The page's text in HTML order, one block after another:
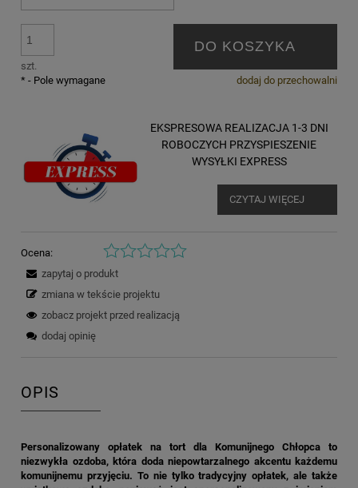
szt.
DO KOSZYKA
dodaj do przechowalni
* - Pole wymagane
EKSPRESOWA REALIZACJA 1-3 DNI
ROBOCZYCH PRZYSPIESZENIE
WYSYŁKI EXPRESS
CZYTAJ WIĘCEJ
Ocena:
zapytaj o produkt
zmiana w tekście projektu
zobacz projekt przed realizacją
dodaj opinię
OPIS
Personalizowany opłatek na tort dla Komunijnego Chłopca to
niezwykła ozdoba, która doda niepowtarzalnego akcentu każdemu
komunijnemu przyjęciu. To nie tylko tradycyjny opłatek, ale także